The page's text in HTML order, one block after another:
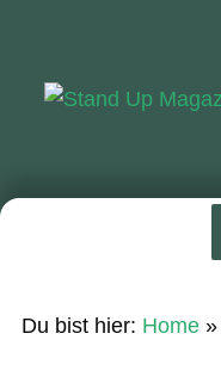
springen
springen
Du bist hier: Home»